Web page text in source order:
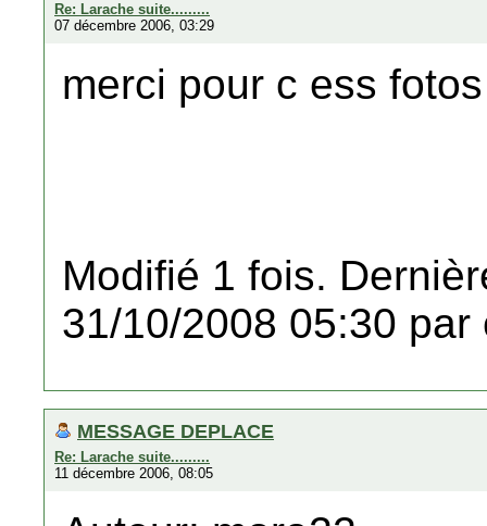
Re: Larache suite.........
07 décembre 2006, 03:29
merci pour c ess fotos
Modifié 1 fois.
31/10/2008 05:30 par
MESSAGE DEPLACE
Re: Larache suite.........
11 décembre 2006, 08:05